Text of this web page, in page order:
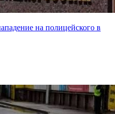
на полицейского в